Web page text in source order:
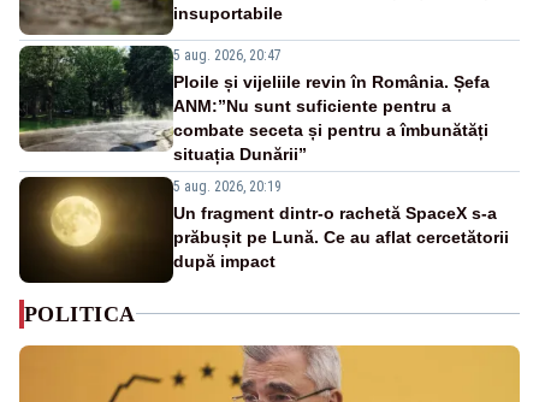
insuportabile
5 aug. 2026, 20:47
Ploile și vijeliile revin în România. Șefa
ANM:”Nu sunt suficiente pentru a
combate seceta și pentru a îmbunătăți
situația Dunării”
5 aug. 2026, 20:19
Un fragment dintr-o rachetă SpaceX s-a
prăbușit pe Lună. Ce au aflat cercetătorii
după impact
POLITICA